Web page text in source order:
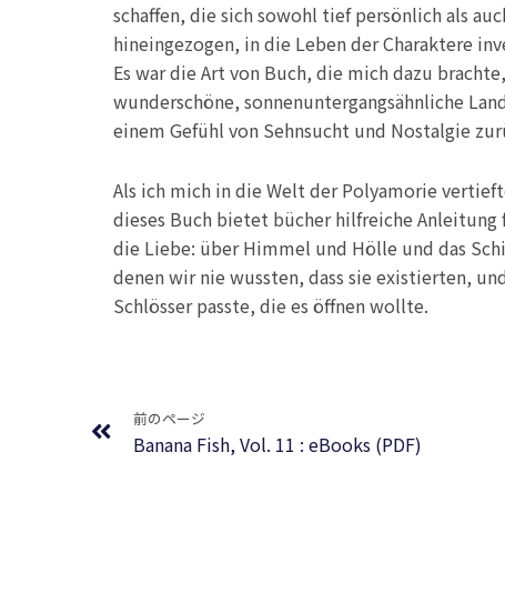
schaffen, die sich sowohl tief persönlich als
hineingezogen, in die Leben der Charaktere
Es war die Art von Buch, die mich dazu
wunderschöne, sonnenuntergangsähnliche
einem Gefühl von Sehnsucht und Nostalgie
Als ich mich in die Welt der Polyamorie
dieses Buch bietet bücher hilfreiche Anleitung
die Liebe: über Himmel und Hölle und das
denen wir nie wussten, dass sie existierten,
Schlösser passte, die es öffnen wollte.
前のページ
Banana Fish, Vol. 11 : eBooks (PDF)